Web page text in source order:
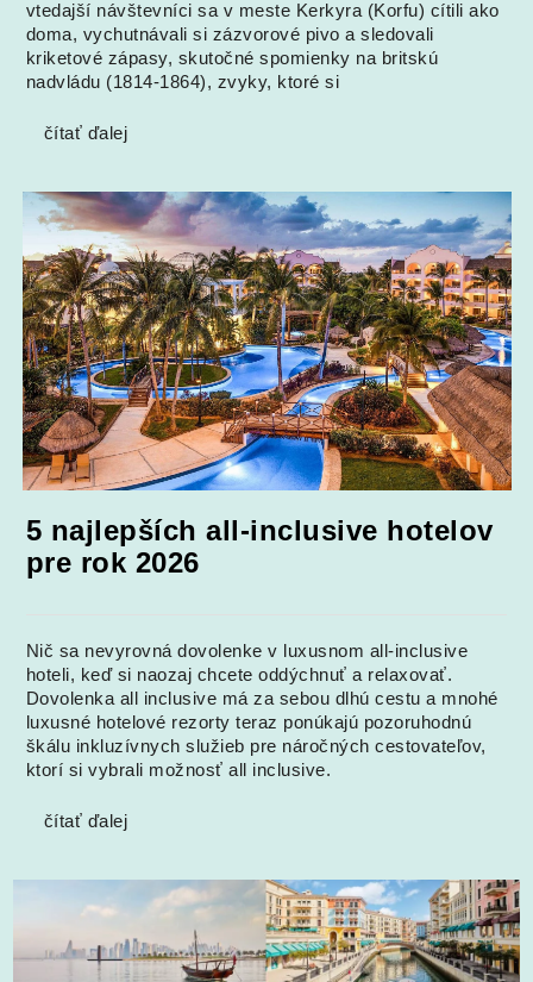
vtedajší návštevníci sa v meste Kerkyra (Korfu) cítili ako
doma, vychutnávali si zázvorové pivo a sledovali
kriketové zápasy, skutočné spomienky na britskú
nadvládu (1814-1864), zvyky, ktoré si
čítať ďalej
5 najlepších all-inclusive hotelov
pre rok 2026
Nič sa nevyrovná dovolenke v luxusnom all-inclusive
hoteli, keď si naozaj chcete oddýchnuť a relaxovať.
Dovolenka all inclusive má za sebou dlhú cestu a mnohé
luxusné hotelové rezorty teraz ponúkajú pozoruhodnú
škálu inkluzívnych služieb pre náročných cestovateľov,
ktorí si vybrali možnosť all inclusive.
čítať ďalej